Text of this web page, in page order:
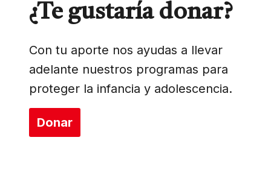
¿Te gustaría donar?
Con tu aporte nos ayudas a llevar
adelante nuestros programas para
proteger la infancia y adolescencia.
Donar